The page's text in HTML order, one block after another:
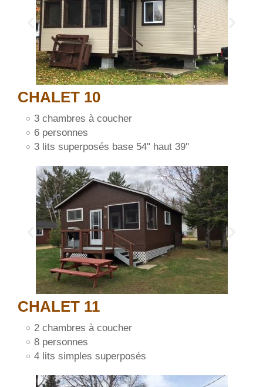
CHALET 10
3 chambres à coucher
6 personnes
3 lits superposés base 54'' haut 39''
CHALET 11
2 chambres à coucher
8 personnes
4 lits simples superposés